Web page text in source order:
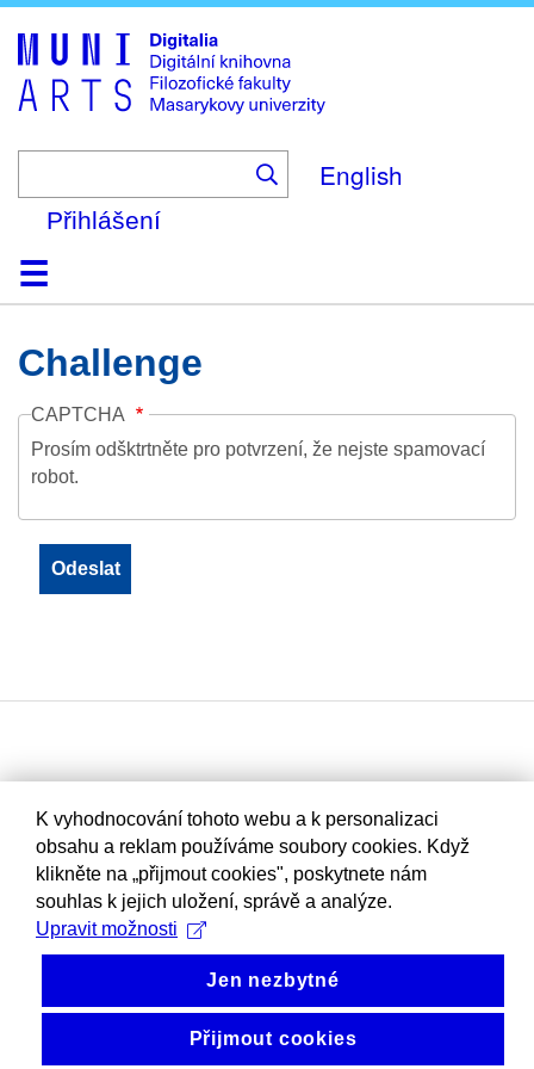
to
main
content
English
Přihlášení
DomůKolekce
Prohlížení
Vyhledávání
O platformě
Nápověda
KontaktDigitalia
Challenge
CAPTCHA
Prosím odšktrtněte pro potvrzení, že nejste spamovací
robot.
K vyhodnocování tohoto webu a k personalizaci
obsahu a reklam používáme soubory cookies. Když
klikněte na „přijmout cookies", poskytnete nám
souhlas k jejich uložení, správě a analýze.
Upravit možnosti
Jen nezbytné
Přijmout cookies